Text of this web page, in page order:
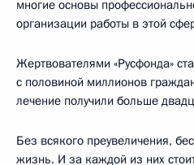
многие основы
организации работы в этой
Жертвователями «Русфонда»
с половиной миллионов
лечение получили больше
Без всякого преувеличения,
жизнь. И за каждой из них